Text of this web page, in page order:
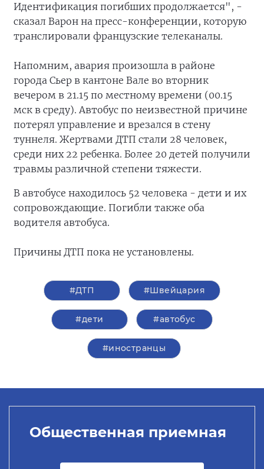
Идентификация погибших продолжается", -
сказал Варон на пресс-конференции, которую
транслировали французские телеканалы.
Напомним, авария произошла в районе
города Сьер в кантоне Вале во вторник
вечером в 21.15 по местному времени (00.15
мск в среду). Автобус по неизвестной причине
потерял управление и врезался в стену
туннеля. Жертвами ДТП стали 28 человек,
среди них 22 ребенка. Более 20 детей получили
травмы различной степени тяжести.
В автобусе находилось 52 человека - дети и их
сопровождающие. Погибли также оба
водителя автобуса.
Причины ДТП пока не установлены.
#ДТП #Швейцария
#дети #автобус
#иностранцы
Общественная приемная